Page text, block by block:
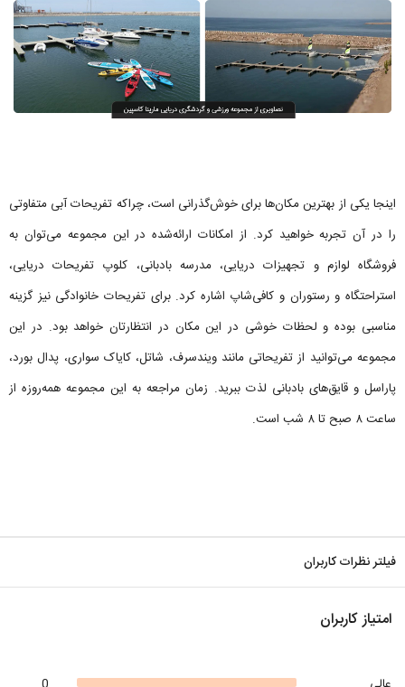
اینجا یکی از بهترین مکان‌ها برای خوش‌گذرانی است، چراکه تفریحات آبی متفاوتی
را در آن تجربه خواهید کرد. از امکانات ارائه‌شده در این مجموعه می‌توان به
فروشگاه لوازم و تجهیزات دریایی، مدرسه بادبانی، کلوپ تفریحات دریایی،
استراحتگاه و رستوران و کافی‌شاپ اشاره کرد. برای تفریحات خانوادگی نیز گزینه
مناسبی بوده و لحظات خوشی در این مکان در انتظارتان خواهد بود. در این
مجموعه می‌توانید از تفریحاتی مانند ویندسرف، شاتل، کایاک سواری، پدال بورد،
پاراسل و قایق‌های بادبانی لذت ببرید. زمان مراجعه به این مجموعه همه‌روزه از
ساعت ۸ صبح تا ۸ شب است.
فیلتر نظرات کاربران
امتیاز کاربران